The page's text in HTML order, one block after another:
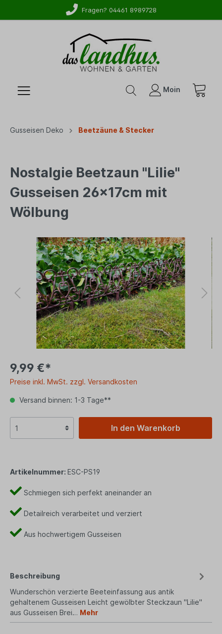
Fragen? 04461 8989728
WhatsApp-Service: 01525 2738279
Moin
Gusseisen Deko Beetzäune & Stecker
Nostalgie Beetzaun "Lilie"
Gusseisen 26x17cm mit
Wölbung
9,99 €*
Preise inkl. MwSt. zzgl. Versandkosten
Versand binnen: 1-3 Tage**
In den Warenkorb
Artikelnummer: ESC-PS19
Schmiegen sich perfekt aneinander an
Detailreich verarbeitet und verziert
Aus hochwertigem Gusseisen
Beschreibung
Wunderschön verzierte Beeteinfassung aus antik
gehaltenem Gusseisen Leicht gewölbter Steckzaun "Lilie"
aus Gusseisen Brei… Mehr